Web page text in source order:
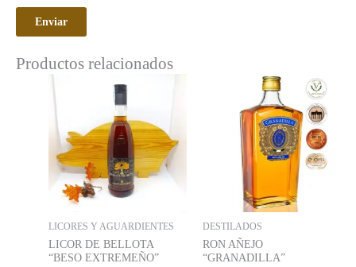
Productos relacionados
LICORES Y AGUARDIENTES
LICOR DE BELLOTA
“BESO EXTREMEÑO”
DESTILADOS
RON AÑEJO
“GRANADILLA”